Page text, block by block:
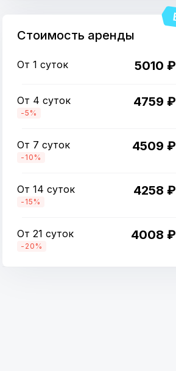
Стоимость аренды
От 1 суток 5010 ₽
От 4 суток
-5%
4759 ₽
От 7 суток
-10%
4509 ₽
От 14 суток
-15%
4258 ₽
От 21 суток
-20%
4008 ₽